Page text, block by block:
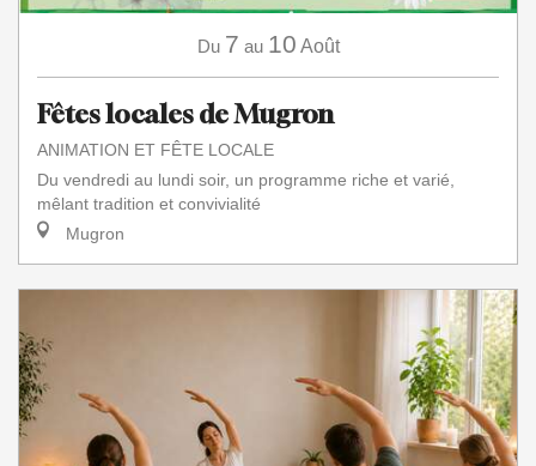
Du 7 au 10 Août
Fêtes locales de Mugron
ANIMATION ET FÊTE LOCALE
Du vendredi au lundi soir, un programme riche et varié,
mêlant tradition et convivialité
Mugron